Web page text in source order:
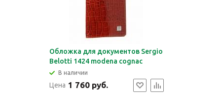
Обложка для документов Sergio
Belotti 1424 modena cognac
В наличии
Цена 1 760 руб.